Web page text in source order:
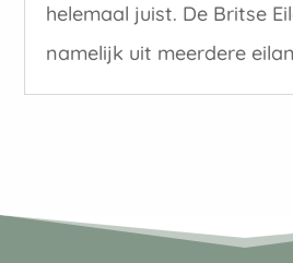
helemaal juist. De Britse
namelijk uit meerdere